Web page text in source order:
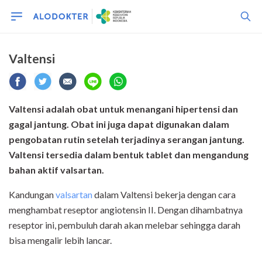
Valtensi
Valtensi adalah obat untuk menangani hipertensi dan
gagal jantung. Obat ini juga dapat digunakan dalam
pengobatan rutin setelah terjadinya serangan jantung.
Valtensi tersedia dalam bentuk tablet dan mengandung
bahan aktif valsartan.
Kandunganvalsartandalam Valtensi bekerja dengan cara
menghambat reseptor angiotensin II. Dengan dihambatnya
reseptor ini, pembuluh darah akan melebar sehingga darah
bisa mengalir lebih lancar.